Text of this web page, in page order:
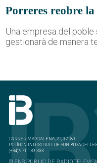
Porreres reobre
Una empresa del
gestionarà de manera
CARRER MAGDALENA, 21, 07180
POLÍGON INDUSTRIAL DE SON BUGADELLES
(+34) 971 139 333
© ENS PÚBLIC DE